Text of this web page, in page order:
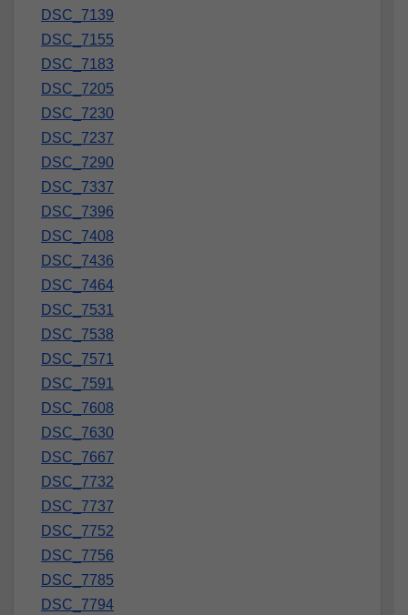
DSC_7139
DSC_7155
DSC_7183
DSC_7205
DSC_7230
DSC_7237
DSC_7290
DSC_7337
DSC_7396
DSC_7408
DSC_7436
DSC_7464
DSC_7531
DSC_7538
DSC_7571
DSC_7591
DSC_7608
DSC_7630
DSC_7667
DSC_7732
DSC_7737
DSC_7752
DSC_7756
DSC_7785
DSC_7794